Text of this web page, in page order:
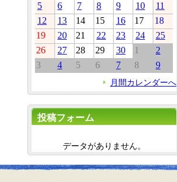
5
6 7 8 9 10
11
12
13 14 15 16 17
18
19
20 21 22 23 24
25
26
27 28 29 30 1
2
3
4 5 6 7 8 9
月間カレンダーへ
投稿フォーム
データがありません。